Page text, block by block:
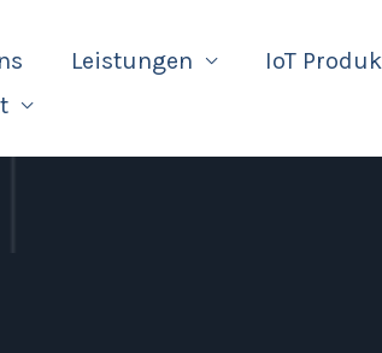
Leistungen IoT